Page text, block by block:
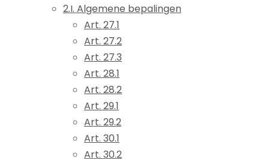
2.I. Algemene bepalingen
Art. 27.1
Art. 27.2
Art. 27.3
Art. 28.1
Art. 28.2
Art. 29.1
Art. 29.2
Art. 30.1
Art. 30.2